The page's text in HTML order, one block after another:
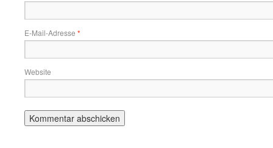
E-Mail-Adresse *
Website